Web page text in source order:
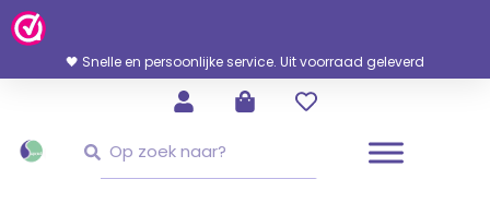
Ga
Naar
Inhoud
🖤 Snelle en persoonlijke service. Uit voorraad geleverd